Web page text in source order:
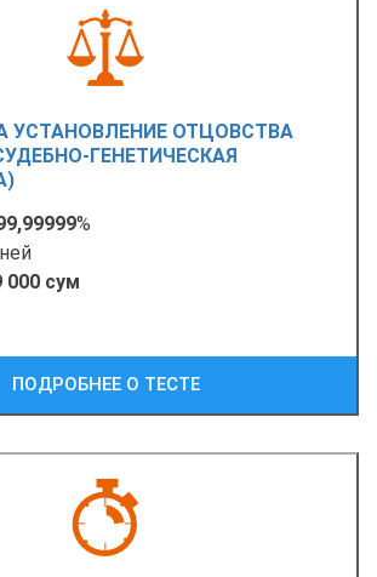
УСТАНОВЛЕНИЕ ОТЦОВСТВА
ГЕНЕТИЧЕСКАЯ
%
000 сум
ПОДРОБНЕЕ О ТЕСТЕ